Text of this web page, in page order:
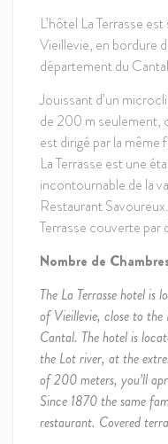
L’hôtel La Terrasse
Vieillevie, en bordure
département du
Jouissant d’un
de 200 m seulement,
est dirigé par la même
La Terrasse est une
incontournable de la
Restaurant Savoureux.
Terrasse couverte par
Nombre de
The La Terrasse hotel
of Vieillevie, close to
Cantal. The hotel is
the Lot river, at the
of 200 meters, you’ll
Since 1870 the same
restaurant. Covered